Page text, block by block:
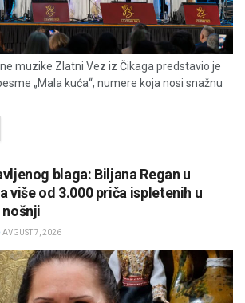
muzike Zlatni Vez iz Čikaga predstavio je
„Mala kuća“, numere koja nosi snažnu
blaga: Biljana Regan u
više od 3.000 priča ispletenih u
AVGUST 7, 2026